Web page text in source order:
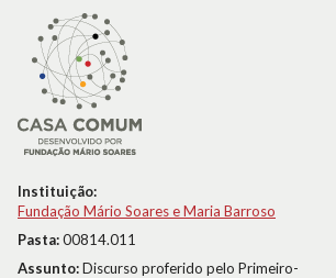
Instituição:
Fundação Mário Soares e Maria Barroso
Pasta:00814.011
Assunto:Discurso proferido pelo Primeiro-